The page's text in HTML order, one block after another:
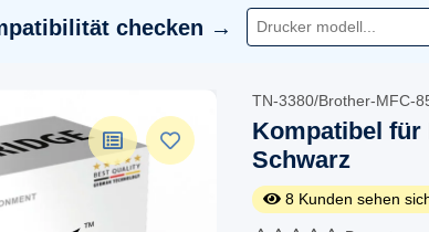
checken →
TN-3380/Brother-MFC-
Kompatibel für
Schwarz
8 Kunden sehen